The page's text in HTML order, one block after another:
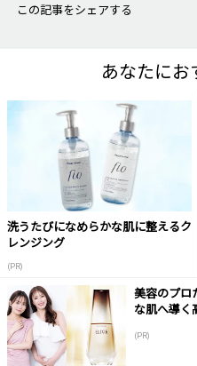
この記事をシェアする
あなたに
洗うたびになめらかな肌に整えるク
レンジング
(PR)
美容のプロ
な肌へ導く
(PR)